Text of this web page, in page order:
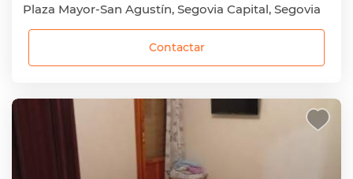
Plaza Mayor-San Agustín, Segovia Capital, Segovia
Contactar